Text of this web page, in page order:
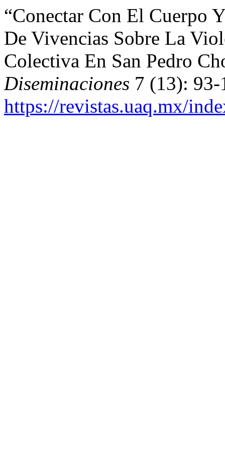
“Conectar Con El Cuerpo
De Vivencias Sobre La
Colectiva En San Pedro
Diseminaciones 7 (13): 93-
https://revistas.uaq.mx/